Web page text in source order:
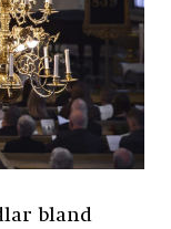
bland